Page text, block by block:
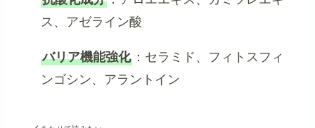
ス、アゼライン酸
バリア機能強化 ：セラミド、フィトスフィ
ンゴシン、アラントイン